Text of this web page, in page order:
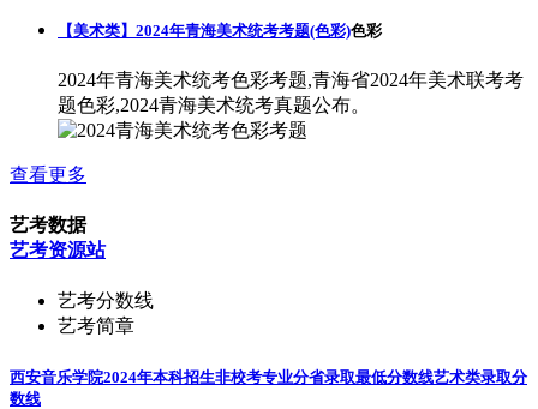
【美术类】2024年青海美术统考考题(色彩)色彩
2024年青海美术统考色彩考题,青海省2024年美术联考考
题色彩,2024青海美术统考真题公布。
查看更多
艺考数据
艺考资源站
艺考分数线
艺考简章
西安音乐学院2024年本科招生非校考专业分省录取最低分数线艺术类录取分
数线